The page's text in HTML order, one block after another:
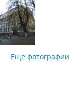
Еще фотографии